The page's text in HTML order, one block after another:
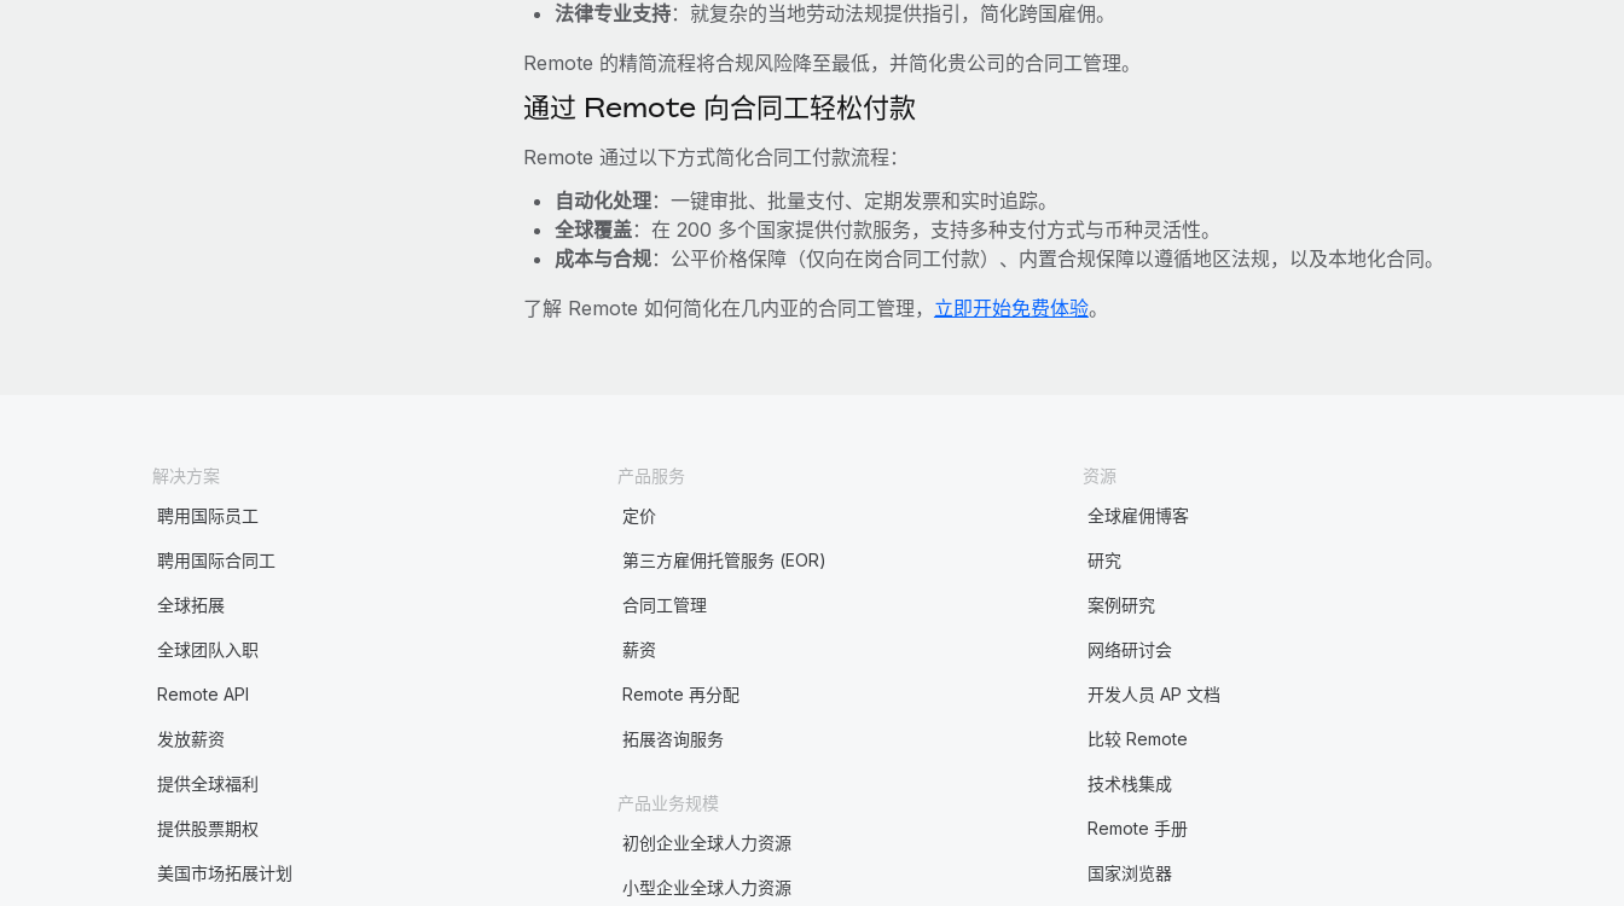
法律专业支持：就复杂的当地劳动法规提供指引，简化跨国雇佣。
Remote 的精简流程将合规风险降至最低，并简化贵公司的合同工管理。
通过 Remote 向合同工轻松付款
Remote 通过以下方式简化合同工付款流程：
自动化处理：一键审批、批量支付、定期发票和实时追踪。
全球覆盖：在 200 多个国家提供付款服务，支持多种支付方式与币种灵活性。
成本与合规：公平价格保障（仅向在岗合同工付款）、内置合规保障以遵循地区法规，以及本地化合同。
了解 Remote 如何简化在几内亚的合同工管理， 立即开始免费体验。
解决方案
聘用国际员工
聘用国际合同工
全球拓展
全球团队入职
Remote API
发放薪资
提供全球福利
提供股票期权
美国市场拓展计划
产品服务
定价
第三方雇佣托管服务 (EOR)
合同工管理
薪资
Remote 再分配
拓展咨询服务
产品业务规模
初创企业全球人力资源
小型企业全球人力资源
资源
全球雇佣博客
研究
案例研究
网络研讨会
开发人员 AP 文档
比较 Remote
技术栈集成
Remote 手册
国家浏览器